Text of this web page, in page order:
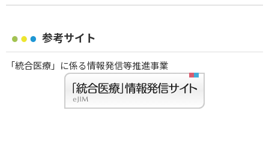
参考サイト
「統合医療」に係る情報発信等推進事業